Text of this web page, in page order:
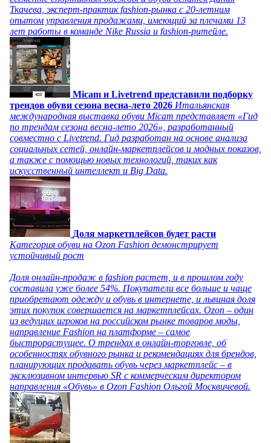
Ткачева, эксперт-практик fashion-рынка с 20-летним
опытом управления продажами, имеющий за плечами 13
лет работы в команде Nike Russia и fashion-ритейле.
Micam и Livetrend представили подборку
трендов обуви сезона весна-лето 2026 Итальянская
международная выставка обуви Micam представляет «Гид
по трендам сезона весна-лето 2026», разработанный
совместно с Livetrend. Гид разработан на основе анализа
социальных сетей, онлайн-маркетплейсов и модных показов,
а также с помощью новых технологий, таких как
искусственный интеллект и Big Data.
Доля маркетплейсов будет расти
Категория обуви на Ozon Fashion демонстрирует
устойчивый рост
Доля онлайн-продаж в fashion растет, и в прошлом году
составила уже более 54%. Покупатели все больше и чаще
приобретают одежду и обувь в интернете, и львиная доля
этих покупок совершается на маркетплейсах. Ozon – один
из ведущих игроков на российском рынке товаров моды,
направление Fashion на платформе – самое
быстрорастущее. О трендах в онлайн-торговле, об
особенностях обувного рынка и рекомендациях для брендов,
планирующих продавать обувь через маркетплейс – в
эксклюзивном интервью SR с коммерческим директором
направления «Обувь» в Ozon Fashion Ольгой Москвичевой.